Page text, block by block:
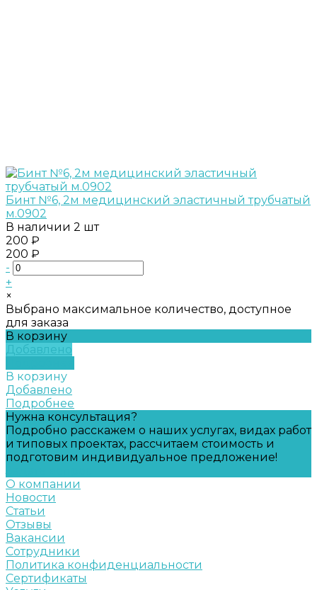
Бинт №6, 2м медицинский эластичный трубчатый
м.0902
В наличии 2 шт
200 ₽
200 ₽
-
+
×
Выбрано максимальное количество, доступное
для заказа
В корзину
Добавлено
В корзину
Добавлено
Подробнее
Нужна консультация?
Подробно расскажем о наших услугах, видах работ
и типовых проектах, рассчитаем стоимость и
подготовим индивидуальное предложение!
О компании
Новости
Статьи
Отзывы
Вакансии
Сотрудники
Политика конфиденциальности
Сертификаты